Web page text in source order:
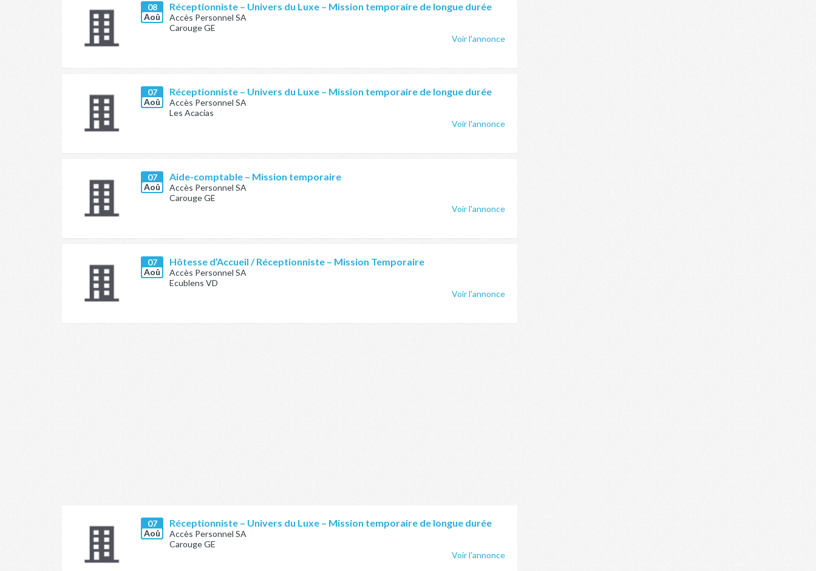
08
Aoû
Réceptionniste – Univers du Luxe – Mission temporaire de longue durée
Accès Personnel SA
Carouge GE
Voir l'annonce
07
Aoû
Réceptionniste – Univers du Luxe – Mission temporaire de longue durée
Accès Personnel SA
Les Acacias
Voir l'annonce
07
Aoû
Aide-comptable – Mission temporaire
Accès Personnel SA
Carouge GE
Voir l'annonce
07
Aoû
Hôtesse d’Accueil / Réceptionniste – Mission Temporaire
Accès Personnel SA
Ecublens VD
Voir l'annonce
07
Aoû
Réceptionniste – Univers du Luxe – Mission temporaire de longue durée
Accès Personnel SA
Carouge GE
Voir l'annonce